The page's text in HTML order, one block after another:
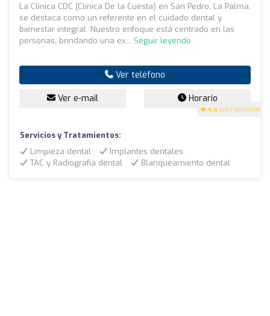
4.6 (183 opiniones)
La Clínica CDC (Clínica De la Cuesta) en San Pedro, La Palma,
se destaca como un referente en el cuidado dental y
bienestar integral. Nuestro enfoque está centrado en las
personas, brindando una ex... Seguir leyendo
Ver teléfono
Ver e-mail Horario
Servicios y Tratamientos:
Limpieza dental
Implantes dentales
TAC y Radiografía dental
Blanqueamiento dental